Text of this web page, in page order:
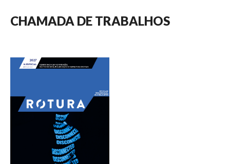
CHAMADA DE TRABALHOS